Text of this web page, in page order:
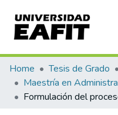
Communities & Collections
All of DSpace
Home Tesis de Grado